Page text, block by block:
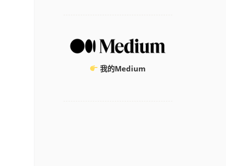
我的Medium